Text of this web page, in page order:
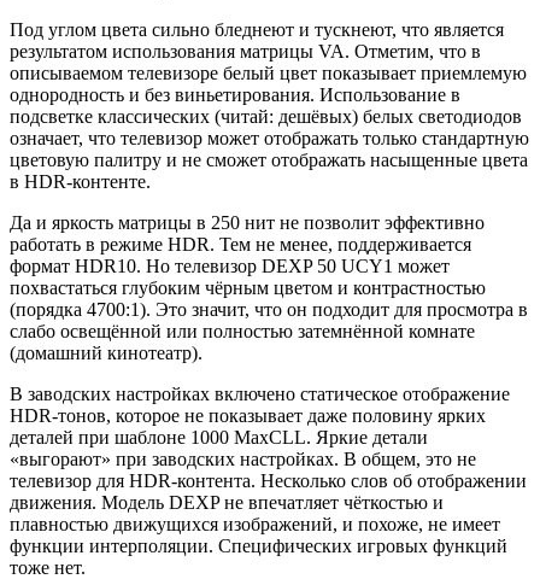
Под углом цвета сильно бледнеют и тускнеют, что является
результатом использования матрицы VA. Отметим, что в
описываемом телевизоре белый цвет показывает приемлемую
однородность и без виньетирования. Использование в
подсветке классических (читай: дешёвых) белых светодиодов
означает, что телевизор может отображать только стандартную
цветовую палитру и не сможет отображать насыщенные цвета
в HDR-контенте.
Да и яркость матрицы в 250 нит не позволит эффективно
работать в режиме HDR. Тем не менее, поддерживается
формат HDR10. Но телевизор DEXP 50 UCY1 может
похвастаться глубоким чёрным цветом и контрастностью
(порядка 4700:1). Это значит, что он подходит для просмотра в
слабо освещённой или полностью затемнённой комнате
(домашний кинотеатр).
В заводских настройках включено статическое отображение
HDR-тонов, которое не показывает даже половину ярких
деталей при шаблоне 1000 MaxCLL. Яркие детали
«выгорают» при заводских настройках. В общем, это не
телевизор для HDR-контента. Несколько слов об отображении
движения. Модель DEXP не впечатляет чёткостью и
плавностью движущихся изображений, и похоже, не имеет
функции интерполяции. Специфических игровых функций
тоже нет.